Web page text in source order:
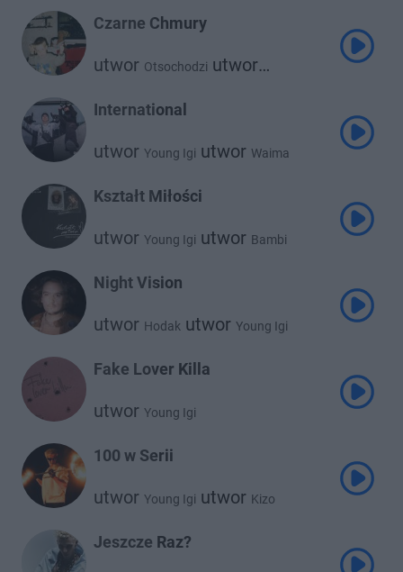
Czarne Chmury
utwor Otsochodzi utwor
International
utwor Young Igi utwor Waima
Kształt Miłości
utwor Young Igi utwor Bambi
Night Vision
utwor Hodak utwor Young Igi
Fake Lover Killa
utwor Young Igi
100 w Serii
utwor Young Igi utwor Kizo
Jeszcze Raz?